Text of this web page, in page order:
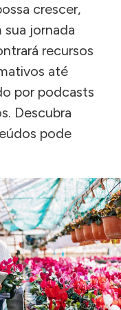
crescer,
sua jornada
recursos
até
por podcasts
Descubra
pode